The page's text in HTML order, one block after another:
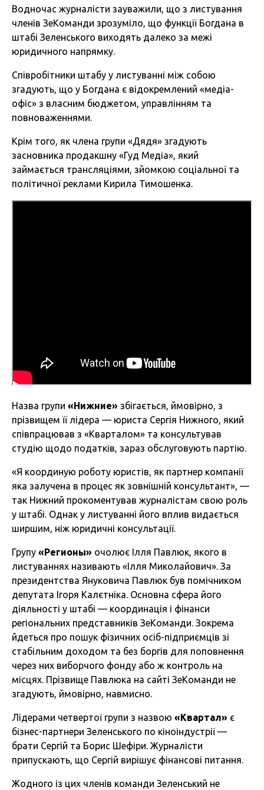
Водночас журналісти зауважили, що з листування
членів ЗеКоманди зрозуміло, що функції Богдана в
штабі Зеленського виходять далеко за межі
юридичного напрямку.
Співробітники штабу у листуванні між собою
згадують, що у Богдана є відокремлений «медіа-
офіс» з власним бюджетом, управлінням та
повноваженнями.
Крім того, як члена групи «Дядя» згадують
засновника продакшну «Гуд Медіа», який
займається трансляціями, зйомкою соціальної та
політичної реклами Кирила Тимошенка.
Назва групи «Нижние» збігається, ймовірно, з
прізвищем її лідера — юриста Сергія Нижного, який
співпрацював з «Кварталом» та консультував
студію щодо податків, зараз обслуговують партію.
«Я координую роботу юристів, як партнер компанії
яка залучена в процес як зовнішній консультант», —
так Нижний прокоментував журналістам свою роль
у штабі. Однак у листуванні його вплив видається
ширшим, ніж юридичні консультації.
Групу «Регионы» очолює Ілля Павлюк, якого в
листуваннях називають «Ілля Миколайович». За
президентства Януковича Павлюк був помічником
депутата Ігоря Калєтніка. Основна сфера його
діяльності у штабі — координація і фінанси
регіональних представників ЗеКоманди. Зокрема
йдеться про пошук фізичних осіб-підприємців зі
стабільним доходом та без боргів для поповнення
через них виборчого фонду або ж контроль на
місцях. Прізвище Павлюка на сайті ЗеКоманди не
згадують, ймовірно, навмисно.
Лідерами четвертої групи з назвою «Квартал» є
бізнес-партнери Зеленського по кіноіндустрії —
брати Сергій та Борис Шефіри. Журналісти
припускають, що Сергій вирішує фінансові питання.
Жодного із цих членів команди Зеленський не